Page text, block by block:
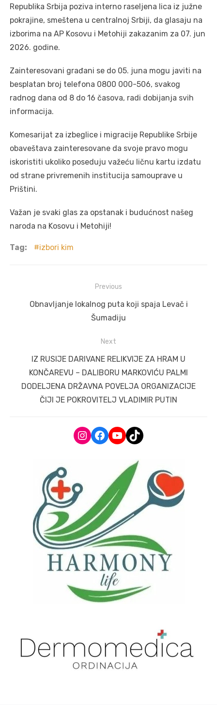
Republika Srbija poziva interno raseljena lica iz južne
pokrajine, smeštena u centralnoj Srbiji, da glasaju na
izborima na AP Kosovu i Metohiji zakazanim za 07. jun
2026. godine.
Zainteresovani građani se do 05. juna mogu javiti na
besplatan broj telefona 0800 000-506, svakog
radnog dana od 8 do 16 časova, radi dobijanja svih
informacija.
Komesarijat za izbeglice i migracije Republike Srbije
obaveštava zainteresovane da svoje pravo mogu
iskoristiti ukoliko poseduju važeću ličnu kartu izdatu
od strane privremenih institucija samouprave u
Prištini.
Važan je svaki glas za opstanak i budućnost našeg
naroda na Kosovu i Metohiji!
Tag: izbori kim
navigation
Previous
Previous
Obnavljanje lokalnog puta koji spaja Levač i
Šumadiju
Next
post:
IZ RUSIJE DARIVANE RELIKVIJE ZA HRAM U
KONČAREVU – DALIBORU MARKOVIĆU PALMI
DODELJENA DRŽAVNA POVELJA ORGANIZACIJE
ČIJI JE POKROVITELJ VLADIMIR PUTIN
Instagram
Facebook
YouTube
TikTok